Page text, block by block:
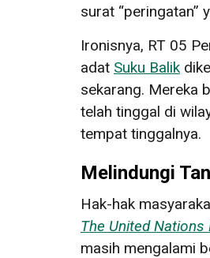
surat “peringatan”
Ironisnya, RT 05
adat Suku Balik
sekarang. Mereka
telah tinggal di
tempat tinggalnya.
Melindungi
Hak-hak
The United
masih mengalami